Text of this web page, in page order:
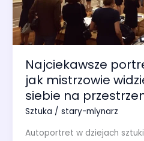
Najciekawsze
jak mistrzowie
siebie na
Sztuka / stary-mlynarz
Autoportret w dziejach